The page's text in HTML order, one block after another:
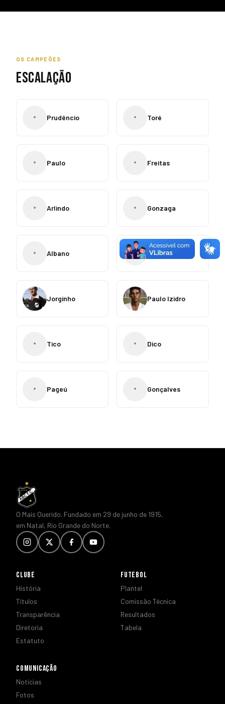
OS CAMPEÕES
ESCALAÇÃO
• Prudêncio • Toré
• Paulo • Freitas
• Arlindo • Gonzaga
• Albano • Paraíba
Jorginho Paulo Izidro
• Tico • Dico
• Pageú • Gonçalves
O Mais Querido. Fundado em 29 de junho de 1915,
em Natal, Rio Grande do Norte.
CLUBE
História
Títulos
Transparência
Diretoria
Estatuto
FUTEBOL
Plantel
Comissão Técnica
Resultados
Tabela
COMUNICAÇÃO
Notícias
Fotos